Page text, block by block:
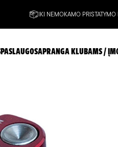
IKI NEMOKAMO
PASLAUGOSAPRANGA KLUBAMS /